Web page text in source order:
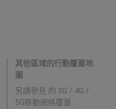
其他區域的行動覆蓋地
圖
另請參見 的 3G / 4G /
5G移動網絡覆蓋 :